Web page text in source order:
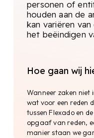
Duo control
Het 4-ogen
verminderen en
potentieel
gecontroleerd
Het duo control
maatregel om de
bedrijfsprocessen
personen of
houden aan de
kan variëren
het beëindigen
Hoe gaan wij
Wanneer zaken niet
wat voor een reden
tussen Flexado en
opgaaf van reden,
manier staan we